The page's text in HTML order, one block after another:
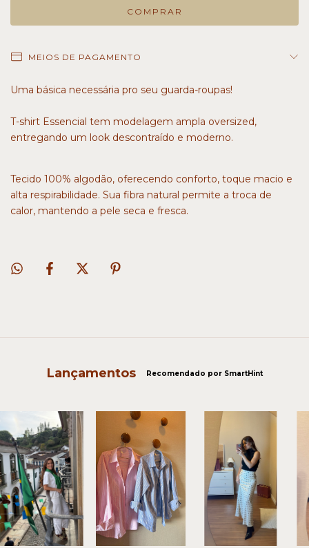
MEIOS DE PAGAMENTO
Uma básica necessária pro seu guarda-roupas!
T-shirt Essencial tem modelagem ampla oversized,
entregando um look descontraído e moderno.
Tecido 100% algodão, oferecendo conforto, toque macio e
alta respirabilidade. Sua fibra natural permite a troca de
calor, mantendo a pele seca e fresca.
Lançamentos Recomendado por SmartHint